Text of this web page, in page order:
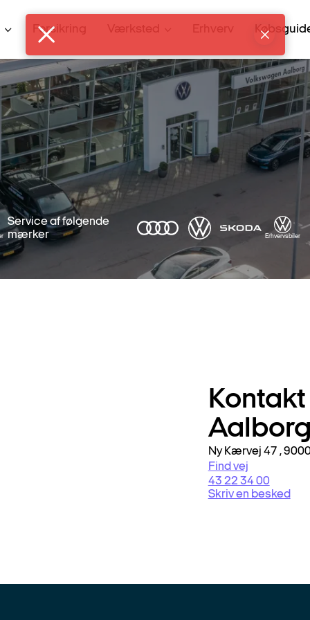
Forsikring Værksted Erhverv
Service af følgende
mærker
Erhvervsbiler
Aalborg
Ny Kærvej 47 ,
Find vej
43 22 34 00
Skriv en besked